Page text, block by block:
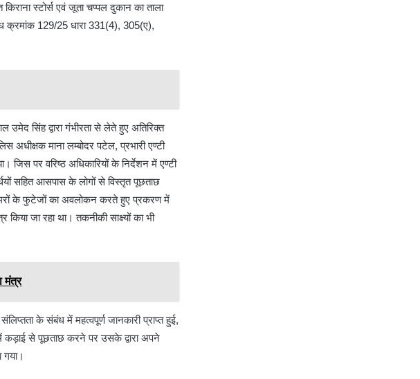
स्टोर्स एवं जूता चप्पल दुकान का ताला
क्रमांक 129/25 धारा 331(4), 305(ए),
उमेद सिंह द्वारा गंभीरता से लेते हुए अतिरिक्त
अधीक्षक माना लम्बोदर पटेल, प्रभारी एण्टी
जिस पर वरिष्ठ अधिकारियों के निर्देशन में एण्टी
सहित आसपास के लोगों से विस्तृत पूछताछ
कैमरों के फुटेजों का अवलोकन करते हुए प्रकरण में
जा रहा था। तकनीकी साक्ष्यों का भी
मंत्र
के संबंध में महत्वपूर्ण जानकारी प्राप्त हुई,
कड़ाई से पूछताछ करने पर उसके द्वारा अपने
गया।